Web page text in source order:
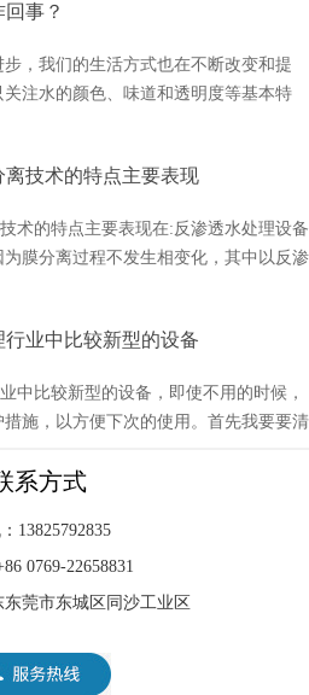
注水的颜色、味道和透明度等基本特
水的质量。
膜分离过程不发生相变化，其中以反渗
家的能源危机有相当的意义
施，以方便下次的使用。首先我要要清
用反渗透设备产出来的水
与超纯水设备RO膜制水欠佳问题
间后，EDI控制模块內部水路将会造成堵
有较多物质的量浓度，在浓水室产生盐
随后再开展EDI再造
反渗透技术，将高浓度的水变为低浓度
系方式
13825792835
0769-22658831
莞市东城区同沙工业区